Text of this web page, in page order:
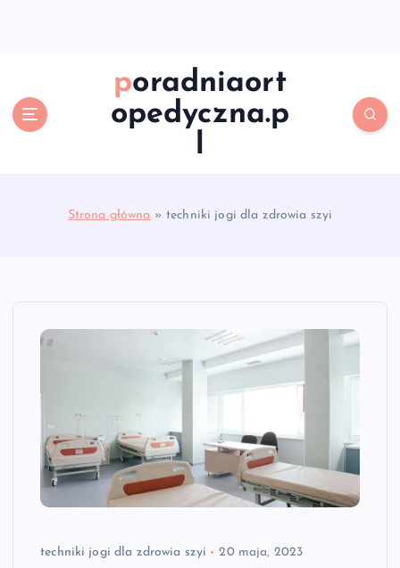
poradniaort
opedyczna.p
l
Strona główna »techniki jogi dla zdrowia szyi
techniki jogi dla zdrowia szyi 20 maja, 2023